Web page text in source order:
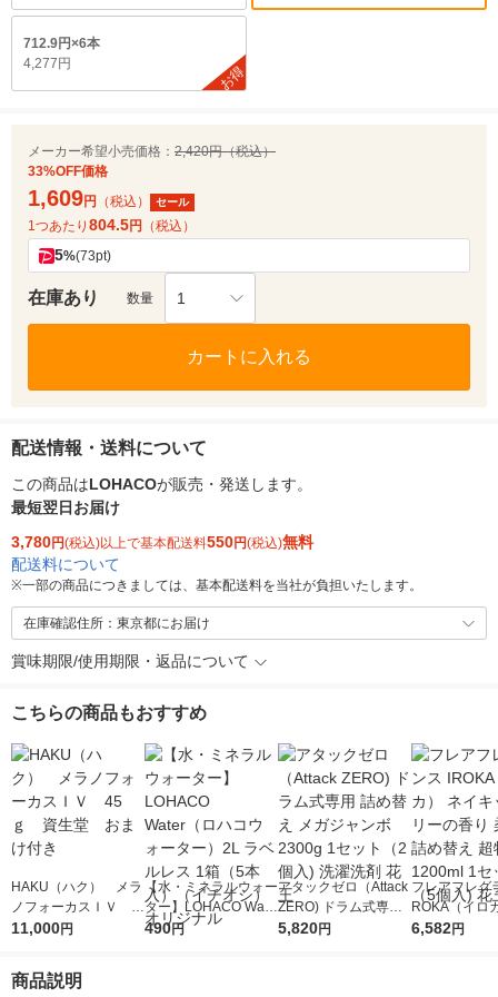
712.9円×6本
4,277円
お得
メーカー希望小売価格： 2,420円（税込）
33%OFF価格
1,609円 （税込） セール
1つあたり 804.5円 （税込）
5%(73pt)
在庫あり 数量 1
カートに入れる
配送情報・送料について
この商品はLOHACOが販売・発送します。
最短翌日お届け
3,780円(税込)以上で基本配送料550円(税込)無料
配送料について
※一部の商品につきましては、基本配送料を当社が負担いたします。
在庫確認住所：東京都にお届け
賞味期限/使用期限・返品について
こちらの商品もおすすめ
HAKU（ハク） メラ
ノフォーカスＩＶ 4
5ｇ 資生堂 おまけ
11,000円
【水・ミネラルウォー
ター】LOHACO Wate
r（ロハコウォータ
490円
アタックゼロ（Attack
ZERO) ドラム式専用
詰め替え メガジャン
5,820円
フレアフレグ
ROKA（イロ
イキッドリリ
6,582円
商品説明